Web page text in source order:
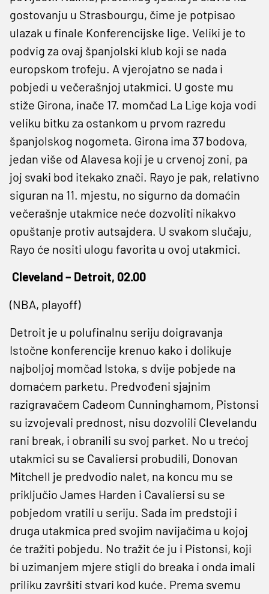
gostovanju u Strasbourgu, čime je potpisao
ulazak u finale Konferencijske lige. Veliki je to
podvig za ovaj španjolski klub koji se nada
europskom trofeju. A vjerojatno se nada i
pobjedi u večerašnjoj utakmici. U goste mu
stiže Girona, inače 17. momčad La Lige koja vodi
veliku bitku za ostankom u prvom razredu
španjolskog nogometa. Girona ima 37 bodova,
jedan više od Alavesa koji je u crvenoj zoni, pa
joj svaki bod itekako znači. Rayo je pak, relativno
siguran na 11. mjestu, no sigurno da domaćin
večerašnje utakmice neće dozvoliti nikakvo
opuštanje protiv autsajdera. U svakom slučaju,
Rayo će nositi ulogu favorita u ovoj utakmici.
Cleveland – Detroit, 02.00
(NBA, playoff)
Detroit je u polufinalnu seriju doigravanja
Istočne konferencije krenuo kako i dolikuje
najboljoj momčad Istoka, s dvije pobjede na
domaćem parketu. Predvođeni sjajnim
razigravačem Cadeom Cunninghamom, Pistonsi
su izvojevali prednost, nisu dozvolili Clevelandu
rani break, i obranili su svoj parket. No u trećoj
utakmici su se Cavaliersi probudili, Donovan
Mitchell je predvodio nalet, na koncu mu se
priključio James Harden i Cavaliersi su se
pobjedom vratili u seriju. Sada im predstoji i
druga utakmica pred svojim navijačima u kojoj
će tražiti pobjedu. No tražit će ju i Pistonsi, koji
bi uzimanjem mjere stigli do breaka i onda imali
priliku završiti stvari kod kuće. Prema svemu